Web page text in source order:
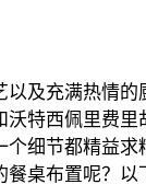
及充满热情
特西佩里费
细节都精益
桌布置呢？以